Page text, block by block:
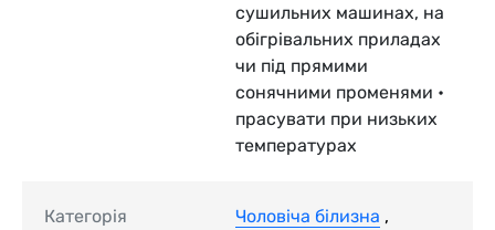
сушильних машинах, на
обігрівальних приладах
чи під прямими
сонячними променями •
прасувати при низьких
температурах
Категорія Чоловіча білизна ,